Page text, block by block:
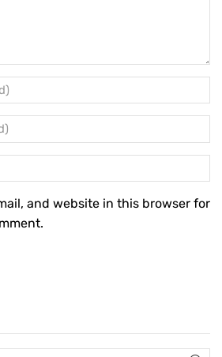
and website in this browser for